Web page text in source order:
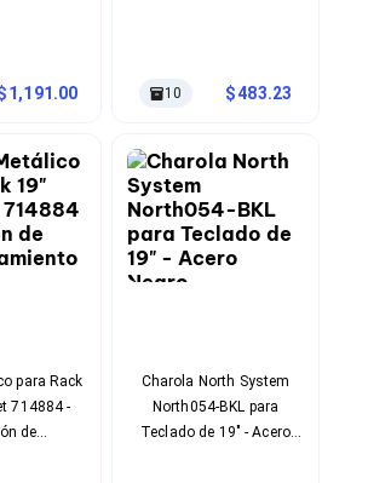
PC
Laptop
PC
1,191.00 10 483.23
para Rack
714884 -
de
Charola North System
North054-BKL para
Teclado de 19" - Acero